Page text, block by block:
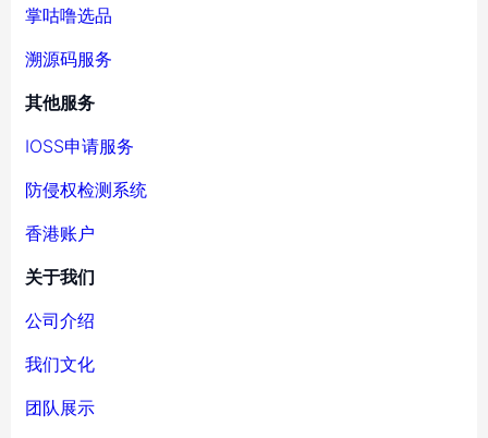
掌咕噜选品
溯源码服务
其他服务
IOSS申请服务
防侵权检测系统
香港账户
关于我们
公司介绍
我们文化
团队展示